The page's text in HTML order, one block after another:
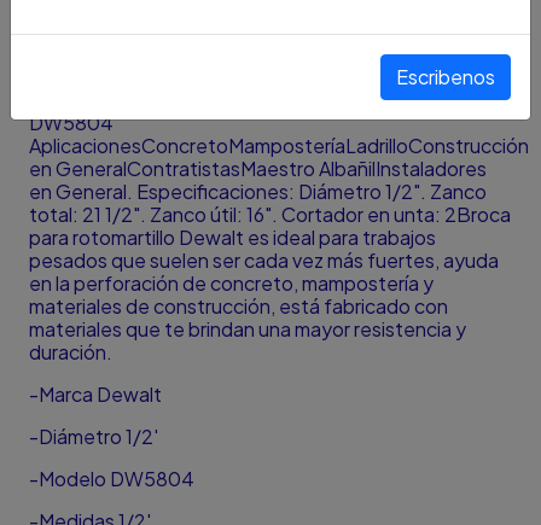
Cortadores.Maximiza la velocidad de
perforaciónReduce vibración evitando fatiga para el
operadorMayor espacio libre en la puntaDiseño de
Baja FricciónEntrada abierta por ambas estrías
DW5804
AplicacionesConcretoMamposteríaLadrilloConstrucción
en GeneralContratistasMaestro AlbañilInstaladores
en General. Especificaciones: Diámetro 1/2". Zanco
total: 21 1/2". Zanco útil: 16". Cortador en unta: 2Broca
para rotomartillo Dewalt es ideal para trabajos
pesados que suelen ser cada vez más fuertes, ayuda
en la perforación de concreto, mampostería y
materiales de construcción, está fabricado con
materiales que te brindan una mayor resistencia y
duración.
-Marca Dewalt
-Diámetro 1/2'
-Modelo DW5804
Escribenos